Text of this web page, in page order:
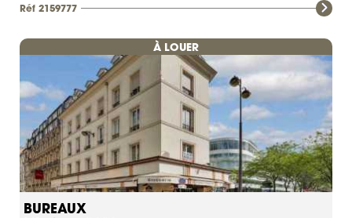
Réf 2159777
À LOUER
BUREAUX